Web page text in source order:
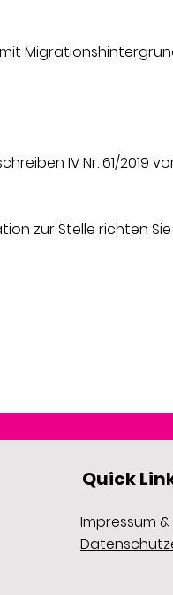
IV Nr. 61/2019
zur Stelle richten
Quick
Impressum &